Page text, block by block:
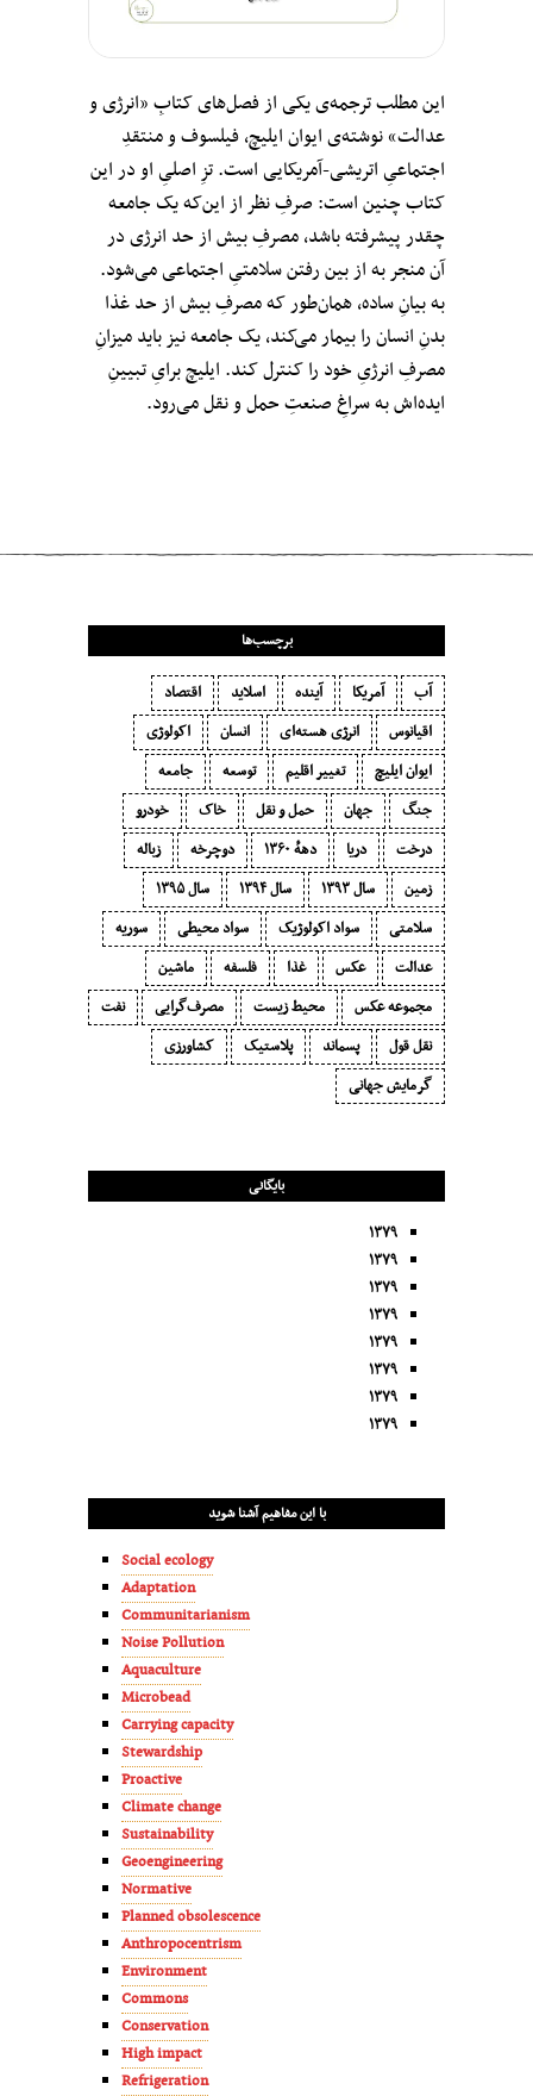
این مطلب ترجمه‌ی یکی از فصل‌های کتابِ «انرژی و
عدالت» نوشته‌ی ایوان ایلیچ، فیلسوف و منتقدِ
اجتماعیِ اتریشی-آمریکایی است. تزِ اصلیِ او در این
کتاب چنین است: صرفِ نظر از این‌که یک جامعه
چقدر پیشرفته باشد، مصرفِ بیش از حد انرژی در
آن منجر به از بین رفتن سلامتیِ اجتماعی می‌شود.
به بیانِ ساده، همان‌طور که مصرفِ بیش از حد غذا
بدنِ انسان را بیمار می‌کند، یک جامعه نیز باید میزانِ
مصرفِ انرژیِ خود را کنترل کند. ایلیچ برایِ تبیینِ
ایده‌اش به سراغ‌ِ صنعتِ حمل و نقل می‌رود.
برچسب‌ها
آب آمریکا آینده اسلاید
اقتصاد
اقیانوس
انرژی هسته‌ای انسان
اکولوژی
ایوان ایلیچ
تغییر اقلیم توسعه
جامعه
جنگ
جهان حمل و نقل خاک
خودرو
درخت
دریا دههٔ ۱‍۳۶۰ دوچرخه
زباله
زمین
سال ۱۳۹۳ سال ۱۳۹۴
سال ۱۳۹۵
سلامتی
سواد اکولوژیک سواد محیطی
سوریه
عدالت
عکس غذا فلسفه
ماشین
مجموعه عکس
محیط زیست مصرف‌گرایی‬
نفت
نقل قول
پسماند پلاستیک
کشاورزی
گرمایش جهانی
بایگانی
۱۳۷۹
۱۳۷۹
۱۳۷۹
۱۳۷۹
۱۳۷۹
۱۳۷۹
۱۳۷۹
۱۳۷۹
با این مفاهیم آشنا شوید
Social ecology
Adaptation
Communitarianism
Noise Pollution
Aquaculture
Microbead
Carrying capacity
Stewardship
Proactive
Climate change
Sustainability
Geoengineering
Normative
Planned obsolescence
Anthropocentrism
Environment
Commons
Conservation
High impact
Refrigeration